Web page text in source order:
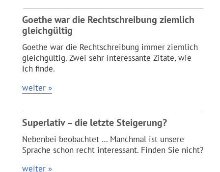
Goethe war die Rechtschreibung ziemlich
gleichgültig
Goethe war die Rechtschreibung immer ziemlich
gleichgültig. Zwei sehr interessante Zitate, wie
ich finde.
weiter »
Superlativ – die letzte Steigerung?
Nebenbei beobachtet … Manchmal ist unsere
Sprache schon recht interessant. Finden Sie nicht?
weiter »